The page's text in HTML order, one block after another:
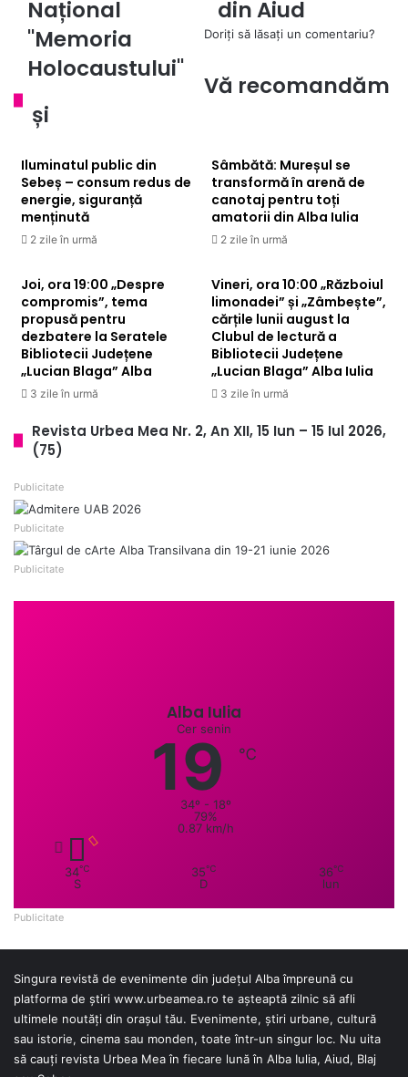
"Memoria
Holocaustului"
Național
"Memoria
Holocaustului"
curtea
Colegiului
din
din Aiud
Doriți să lăsați un comentariu?
Vă recomandăm
și
Iluminatul public din
Sebeș – consum redus de
energie, siguranță
menținută
2 zile în urmă
Sâmbătă: Mureșul se
transformă în arenă de
canotaj pentru toți
amatorii din Alba Iulia
2 zile în urmă
Joi, ora 19:00 „Despre
compromis”, tema
propusă pentru
dezbatere la Seratele
Bibliotecii Județene
„Lucian Blaga” Alba
3 zile în urmă
Vineri, ora 10:00 „Războiul
limonadei” și „Zâmbește”,
cărțile lunii august la
Clubul de lectură a
Bibliotecii Județene
„Lucian Blaga” Alba Iulia
3 zile în urmă
Revista Urbea Mea Nr. 2, An XII, 15 Iun – 15 Iul 2026,
(75)
Publicitate
Publicitate
Publicitate
Alba Iulia
Cer senin
19 ℃
34º - 18º
79%
0.87 km/h
34℃
S
35℃
D
36℃
lun
Publicitate
Singura revistă de evenimente din județul Alba împreună cu
platforma de știri www.urbeamea.ro te așteaptă zilnic să afli
ultimele noutăți din orașul tău. Evenimente, știri urbane, cultură
sau istorie, cinema sau monden, toate într-un singur loc. Nu uita
să cauți revista Urbea Mea în fiecare lună în Alba Iulia, Aiud, Blaj